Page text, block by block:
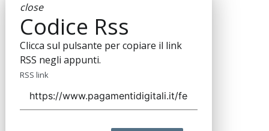
close
Codice Rss
Clicca sul pulsante per copiare il link
RSS negli appunti.
RSS link